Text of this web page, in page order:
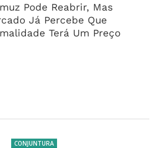
Pode Reabrir, Mas
Já Percebe Que
Terá Um Preço
CONJUNTURA